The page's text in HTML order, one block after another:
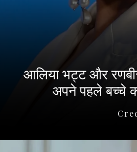
आलिया भट्ट और
अपने पहले बच्चे